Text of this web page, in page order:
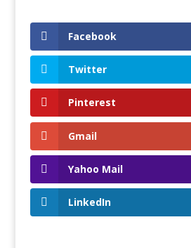
Facebook
Twitter
Pinterest
Gmail
Yahoo Mail
LinkedIn